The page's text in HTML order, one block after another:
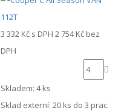
3 332 Kč s DPH 2 754 Kč bez
DPH
Skladem: 4 ks
Sklad externí: 20 ks do 3 prac.